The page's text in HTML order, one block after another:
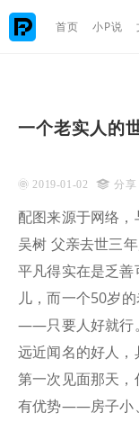
 首页 小P说
一个老实人的
 2019-01-02  分享
配图来源于网络
吴树 父亲去世三
平凡得实在是乏
儿，而一个50岁
——只要人好就行
远近闻名的好人
第一次见面那天
有优势——房子小